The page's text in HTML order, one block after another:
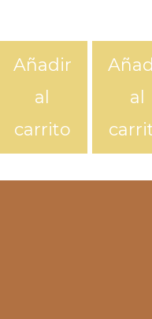
Añadir
al
carrito
al